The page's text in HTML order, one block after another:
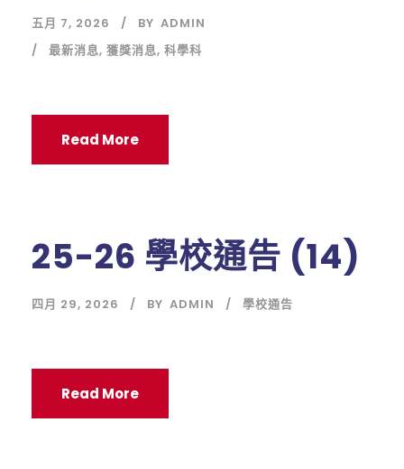
五月 7, 2026 BY ADMIN
最新消息, 獲獎消息, 科學科
Read More
25-26 學校通告 (14)
四月 29, 2026 BY ADMIN 學校通告
Read More